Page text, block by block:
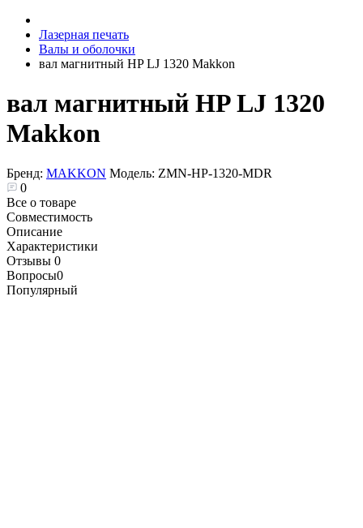
Лазерная печать
Валы и оболочки
вал магнитный HP LJ 1320 Makkon
вал магнитный HP LJ 1320
Makkon
Бренд: MAKKON Модель: ZMN-HP-1320-MDR
0
Все о товаре
Совместимость
Описание
Характеристики
Отзывы 0
Вопросы0
Популярный